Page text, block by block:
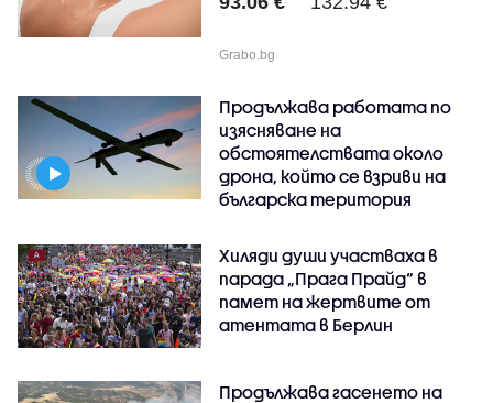
Grabo.bg
Продължава работата по
изясняване на
обстоятелствата около
дрона, който се взриви на
българска територия
Хиляди души участваха в
парада „Прага Прайд“ в
памет на жертвите от
атентата в Берлин
Продължава гасенето на